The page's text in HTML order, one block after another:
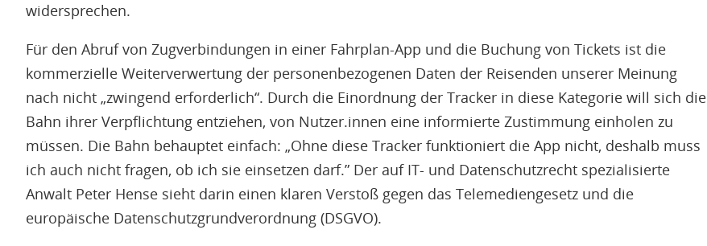
widersprechen.
Für den Abruf von Zugverbindungen in einer Fahrplan-App und die Buchung von Tickets ist die
kommerzielle Weiterverwertung der personenbezogenen Daten der Reisenden unserer Meinung
nach nicht „zwingend erforderlich“. Durch die Einordnung der Tracker in diese Kategorie will sich die
Bahn ihrer Verpflichtung entziehen, von Nutzer.innen eine informierte Zustimmung einholen zu
müssen. Die Bahn behauptet einfach: „Ohne diese Tracker funktioniert die App nicht, deshalb muss
ich auch nicht fragen, ob ich sie einsetzen darf.” Der auf IT- und Datenschutzrecht spezialisierte
Anwalt Peter Hense sieht darin einen klaren Verstoß gegen das Telemediengesetz und die
europäische Datenschutzgrundverordnung (DSGVO).